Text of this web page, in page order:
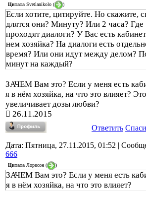
Цитата Svetlanikolo ( )
Если хотите, цитируйте. Но скажите,
длятся они? Минуту? Или 2 часа? Где
проходят диалоги? У Вас есть
нем хозяйка? На диалоги есть
время? Или они идут между делом?
минут на каждый?
ЗАЧЕМ Вам это? Если у меня есть
я в нём хозяйка, на что это влияет? Это
увеличивает дозы любви?
26.11.2015
Ответить
Дата: Пятница, 27.11.2015, 01:52 |
666
Цитата Лорисон ( )
ЗАЧЕМ Вам это? Если у меня есть
я в нём хозяйка, на что это влияет?